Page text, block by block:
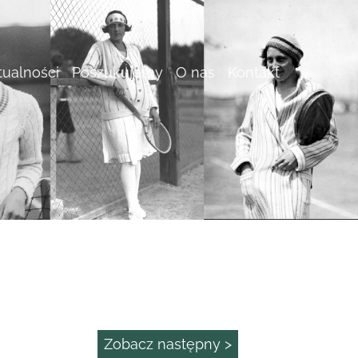
Poszukujemy O nas Kontakt
Zobacz następny >